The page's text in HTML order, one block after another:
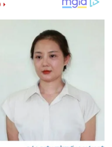
Giá cà phê